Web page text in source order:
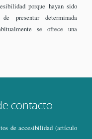
porque hayan sido
presentar determinada
se ofrece una
contacto
de accesibilidad (artículo